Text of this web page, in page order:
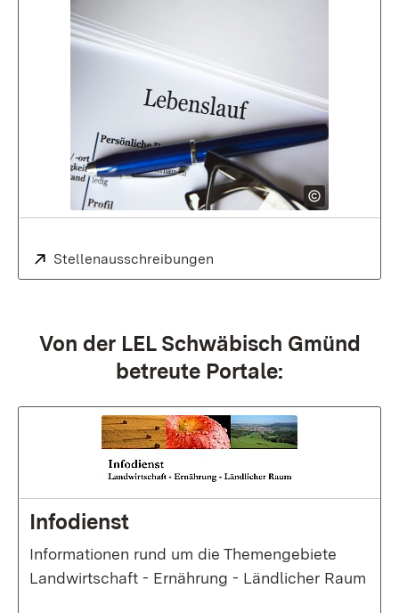
Extern:
Stellenausschreibungen
:
Von der LEL Schwäbisch Gmünd
betreute Portale:
Infodienst
Informationen rund um die Themengebiete
Landwirtschaft - Ernährung - Ländlicher Raum